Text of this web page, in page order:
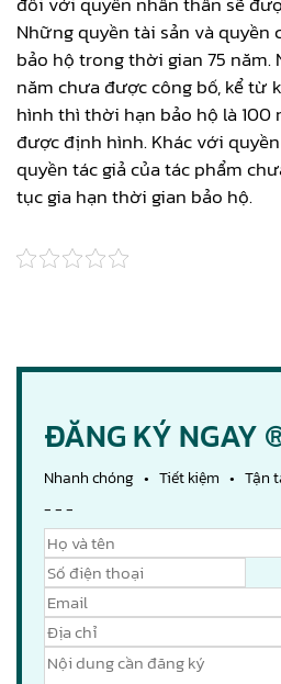
Những quyền tài sản và quyền
bảo hộ trong thời gian 75 năm.
năm chưa được công bố, kể từ
hình thì thời hạn bảo hộ là 100
được định hình. Khác với
quyền tác giả của tác phẩm
tục gia hạn thời gian bảo hộ.
ĐĂNG KÝ NGAY
Nhanh chóng • Tiết kiệm • Tận
- - -